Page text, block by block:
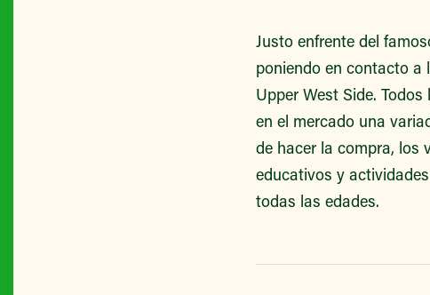
Justo enfrente del
poniendo en contacto a
Upper West Side.
en el mercado una
de hacer la compra, los
educativos y
todas las edades.